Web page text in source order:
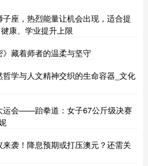
座，热烈能量让机会出现，适合提
康、学业提升上限
藏着师者的温柔与坚守
学与人文精神交织的生命容器_文化
运会——跆拳道：女子67公斤级决赛
袭！降息预期或打压澳元？还需关